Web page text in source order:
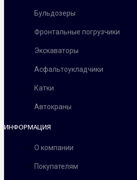
Бульдозеры
Фронтальные погрузчики
Экскаваторы
Асфальтоукладчики
Катки
Автокраны
ИНФОРМАЦИЯ
О компании
Покупателям